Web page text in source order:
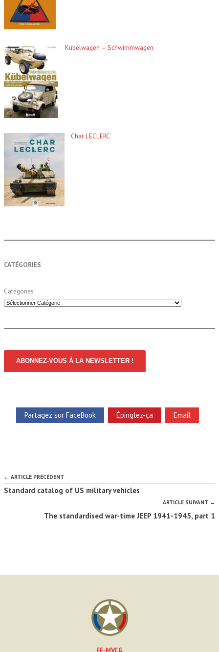
Kübelwagen – Schwimmwagen
Char LECLERC
CATÉGORIES
Catégories
ABONNEZ-VOUS À LA NEWSLETTER !
Partagez sur FaceBook Épinglez-ça Email
← ARTICLE PRÉCÉDENT
Standard catalog of US military vehicles
ARTICLE SUIVANT →
The standardised war-time JEEP 1941-1945, part 1
FF-MVCG